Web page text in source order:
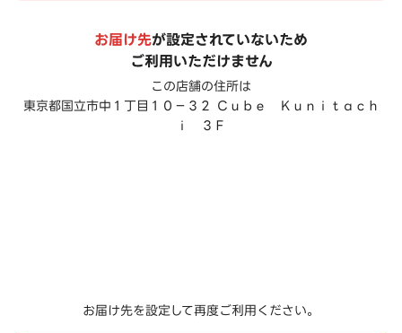
お届け先が設定されていないため
ご利用いただけません
この店舗の住所は
東京都国立市中１丁目１０－３２ Ｃｕｂｅ Ｋｕｎｉｔａｃｈ
ｉ ３Ｆ
お届け先を設定して再度ご利用ください。